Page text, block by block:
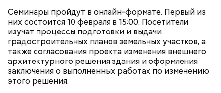
Семинары пройдут в онлайн-формате. Первый из
них состоится 10 февраля в 15:00. Посетители
изучат процессы подготовки и выдачи
градостроительных планов земельных участков, а
также согласования проекта изменения внешнего
архитектурного решения здания и оформления
заключения о выполненных работах по изменению
этого решения.
«Кинематографическая лужа»:
булгаковед — о новой
экранизации «Мастера и
Маргариты»
Большой Гнездниковский переулок
Метароман не для всех: чем
удивит новая экранизация
«Мастера и Маргариты»
Парк Горького заслуженно называют главным
парком страны, ведь это одно из самых любимых
мест москвичей. Огромный комплекс занимает
более 219 гектаров. По нему приятно совершить
неспешную прогулку в окружении цветущих клумб
или провести время более активно. Например,